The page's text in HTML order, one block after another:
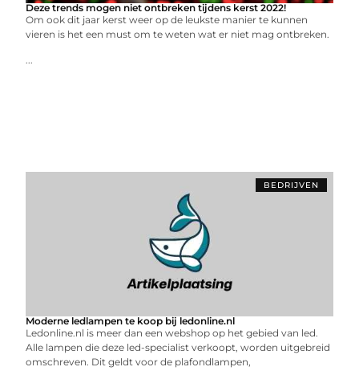
Deze trends mogen niet ontbreken tijdens kerst 2022!
Om ook dit jaar kerst weer op de leukste manier te kunnen
vieren is het een must om te weten wat er niet mag ontbreken.
...
BEDRIJVEN
Moderne ledlampen te koop bij ledonline.nl
Ledonline.nl is meer dan een webshop op het gebied van led.
Alle lampen die deze led-specialist verkoopt, worden uitgebreid
omschreven. Dit geldt voor de plafondlampen,